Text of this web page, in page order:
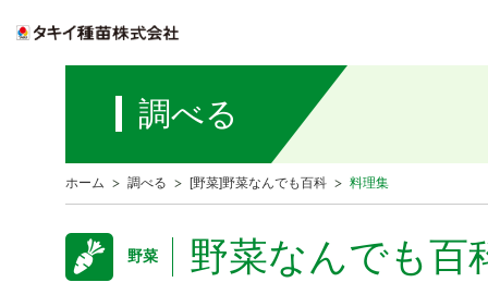
調べる
ホーム 調べる [野菜]野菜なんでも百科 料理集
野菜 野菜なんでも百